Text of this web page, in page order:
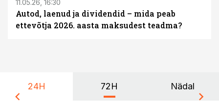
11.05.26, 16:30
Autod, laenud ja dividendid – mida peab
ettevõtja 2026. aasta maksudest teadma?
24H 72H Nädal